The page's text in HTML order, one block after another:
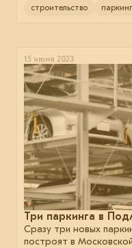
строительство
15 июня 2023
Три паркинга в
Сразу три новых
построят в